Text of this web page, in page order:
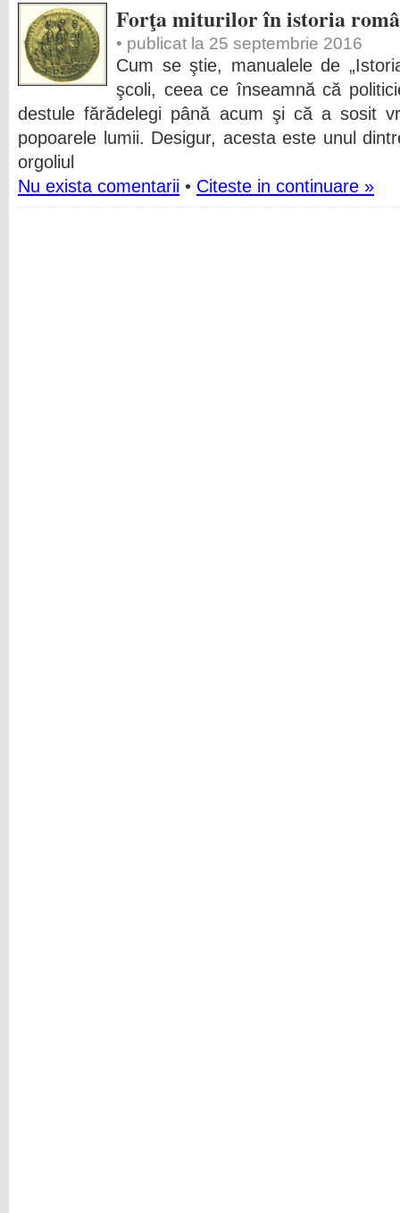
Forţa miturilor în istoria
• publicat la 25 septembrie 2016
Cum se ştie, manualele de
şcoli, ceea ce înseamnă că
destule fărădelegi până acum şi că a sosit
popoarele lumii. Desigur, acesta este unul
orgoliul
Nu exista comentarii • Citeste in continuare »